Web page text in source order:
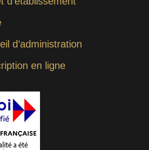
d’administration
en ligne